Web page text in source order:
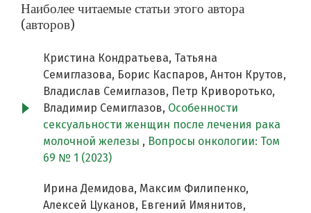
Наиболее читаемые статьи этого автора
(авторов)
Кристина Кондратьева, Татьяна
Семиглазова, Борис Каспаров, Антон Крутов,
Владислав Семиглазов, Петр Криворотько,
Владимир Семиглазов, Особенности
сексуальности женщин после лечения рака
молочной железы , Вопросы онкологии: Том
69 № 1 (2023)
Ирина Демидова, Максим Филипенко,
Алексей Цуканов, Евгений Имянитов,